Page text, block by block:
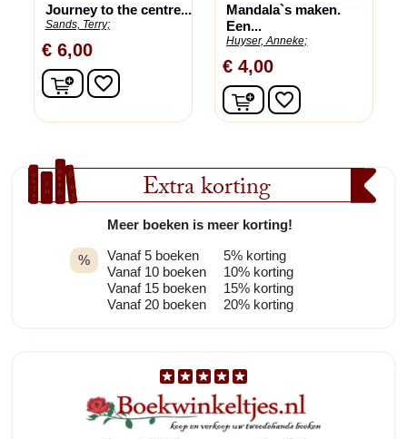
Extra korting
%
Meer boeken is meer korting!
Vanaf 5 boeken
Vanaf 10 boeken
Vanaf 15 boeken
Vanaf 20 boeken
5% korting
10% korting
15% korting
20% korting
Journey to the centre...
Sands, Terry;
€ 6,00
In winkelwagen
favorite_border
Mandala`s maken.
Een...
Huyser, Anneke;
€ 4,00
In winkelwagen
favorite_border